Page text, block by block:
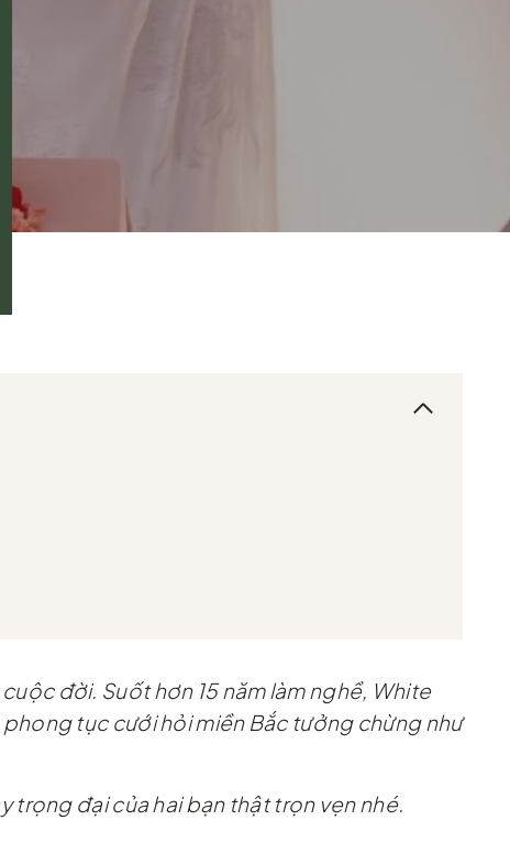
đời. Suốt hơn 15 năm làm nghề, White
tục cưới hỏi miền Bắc tưởng chừng như
đại của hai bạn thật trọn vẹn nhé.